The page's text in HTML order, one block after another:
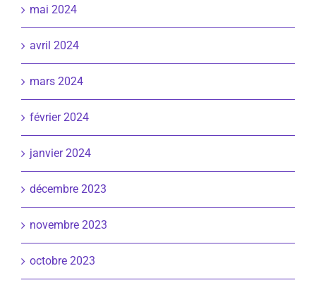
mai 2024
avril 2024
mars 2024
février 2024
janvier 2024
décembre 2023
novembre 2023
octobre 2023